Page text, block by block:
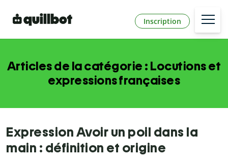
Inscription
Articles de la catégorie : Locutions et
expressions françaises
Expression Avoir un poil dans la
main : définition et origine